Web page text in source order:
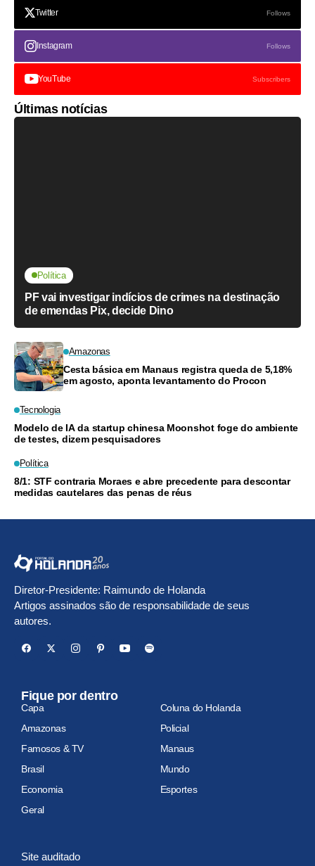
Twitter Follows
Instagram Follows
YouTube Subscribers
Últimas notícias
Política
PF vai investigar indícios de crimes na destinação
de emendas Pix, decide Dino
Amazonas
Cesta básica em Manaus registra queda de 5,18%
em agosto, aponta levantamento do Procon
Tecnologia
Modelo de IA da startup chinesa Moonshot foge do ambiente
de testes, dizem pesquisadores
Política
8/1: STF contraria Moraes e abre precedente para descontar
medidas cautelares das penas de réus
Diretor-Presidente: Raimundo de Holanda
Artigos assinados são de responsabilidade de seus
autores.
Fique por dentro
Capa
Coluna do Holanda
Amazonas
Policial
Famosos & TV
Manaus
Brasil
Mundo
Economia
Esportes
Geral
Site auditado